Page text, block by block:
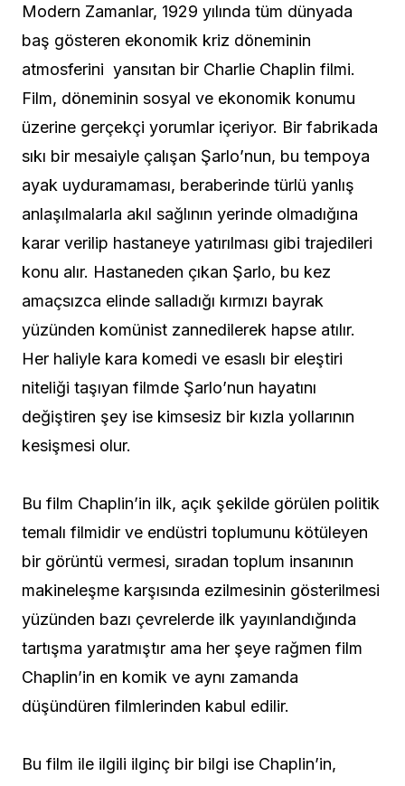
Modern Zamanlar, 1929 yılında tüm dünyada
baş gösteren ekonomik kriz döneminin
atmosferini yansıtan bir Charlie Chaplin filmi.
Film, döneminin sosyal ve ekonomik konumu
üzerine gerçekçi yorumlar içeriyor. Bir fabrikada
sıkı bir mesaiyle çalışan Şarlo’nun, bu tempoya
ayak uyduramaması, beraberinde türlü yanlış
anlaşılmalarla akıl sağlının yerinde olmadığına
karar verilip hastaneye yatırılması gibi trajedileri
konu alır. Hastaneden çıkan Şarlo, bu kez
amaçsızca elinde salladığı kırmızı bayrak
yüzünden komünist zannedilerek hapse atılır.
Her haliyle kara komedi ve esaslı bir eleştiri
niteliği taşıyan filmde Şarlo’nun hayatını
değiştiren şey ise kimsesiz bir kızla yollarının
kesişmesi olur.
Bu film Chaplin’in ilk, açık şekilde görülen politik
temalı filmidir ve endüstri toplumunu kötüleyen
bir görüntü vermesi, sıradan toplum insanının
makineleşme karşısında ezilmesinin gösterilmesi
yüzünden bazı çevrelerde ilk yayınlandığında
tartışma yaratmıştır ama her şeye rağmen film
Chaplin’in en komik ve aynı zamanda
düşündüren filmlerinden kabul edilir.
Bu film ile ilgili ilginç bir bilgi ise Chaplin’in,